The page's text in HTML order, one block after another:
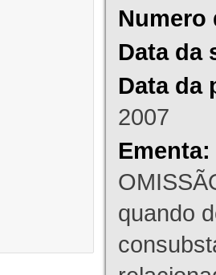
Numero
Data da
Data da
2007
Ementa:
quando